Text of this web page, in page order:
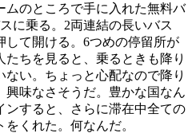
ムのところで手に入れた無料バ
に乗る。2両連結の長いバス
して開ける。6つめの停留所が
ちを見ると、乗るときも降り
い。ちょっと心配なので降り
興味なさそうだ。豊かな国なん
ンすると、さらに滞在中全ての
くれた。何なんだ。